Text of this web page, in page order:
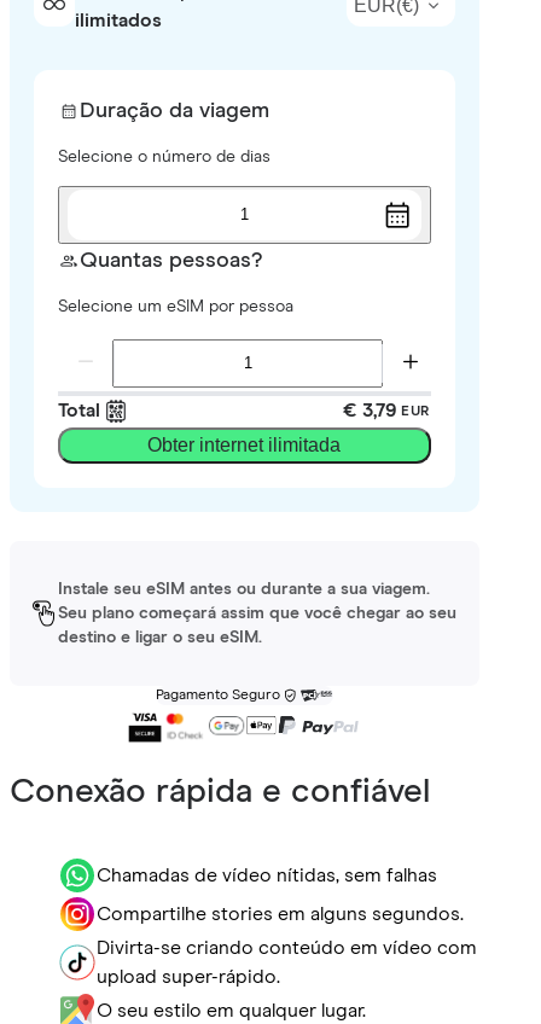
ilimitados
EUR(€)
Duração da viagem
Selecione o número de dias
1
Quantas pessoas?
Selecione um eSIM por pessoa
Total € 3,79 EUR
Obter internet ilimitada
Instale seu eSIM antes ou durante a sua viagem.
Seu plano começará assim que você chegar ao seu
destino e ligar o seu eSIM.
Pagamento Seguro
Conexão rápida e confiável
Chamadas de vídeo nítidas, sem falhas
Compartilhe stories em alguns segundos.
Divirta-se criando conteúdo em vídeo com
upload super-rápido.
O seu estilo em qualquer lugar.